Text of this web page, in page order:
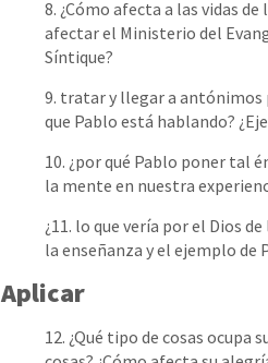
8. ¿Cómo afecta a las vidas
afectar el Ministerio del
Síntique?
9. tratar y llegar a antónimos
que Pablo está hablando?
10. ¿por qué Pablo poner tal
la mente en nuestra
¿11. lo que vería por el Dios
la enseñanza y el ejemplo de
Aplicar
12. ¿Qué tipo de cosas ocupa